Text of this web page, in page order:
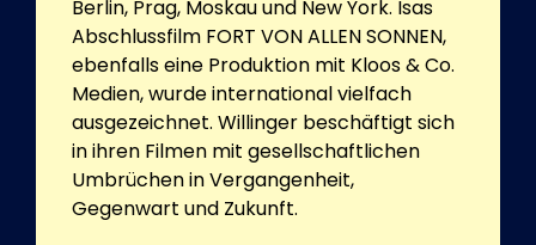
Berlin, Prag, Moskau und New York. Isas
Abschlussfilm FORT VON ALLEN SONNEN,
ebenfalls eine Produktion mit Kloos & Co.
Medien, wurde international vielfach
ausgezeichnet. Willinger beschäftigt sich
in ihren Filmen mit gesellschaftlichen
Umbrüchen in Vergangenheit,
Gegenwart und Zukunft.